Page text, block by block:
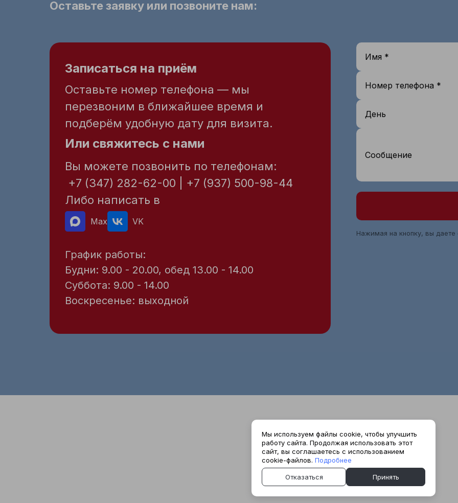
Оставьте заявку или позвоните нам:
Записаться на приём
Оставьте номер телефона — мы
перезвоним в ближайшее время и
подберём удобную дату для визита.
Или свяжитесь с нами
Вы можете позвонить по телефонам:
+7 (347) 282-62-00 | +7 (937) 500-98-44
Либо написать в
Max VK
График работы:
Будни: 9.00 - 20.00, обед 13.00 - 14.00
Суббота: 9.00 - 14.00
Воскресенье: выходной
Имя *
Номер телефона *
День
Сообщение
Нажимая на кнопку, вы даете
Наши доктора:
Мы используем файлы cookie, чтобы улучшить
работу сайта. Продолжая использовать этот
сайт, вы соглашаетесь с использованием
cookie-файлов. Подробнее
Отказаться Принять